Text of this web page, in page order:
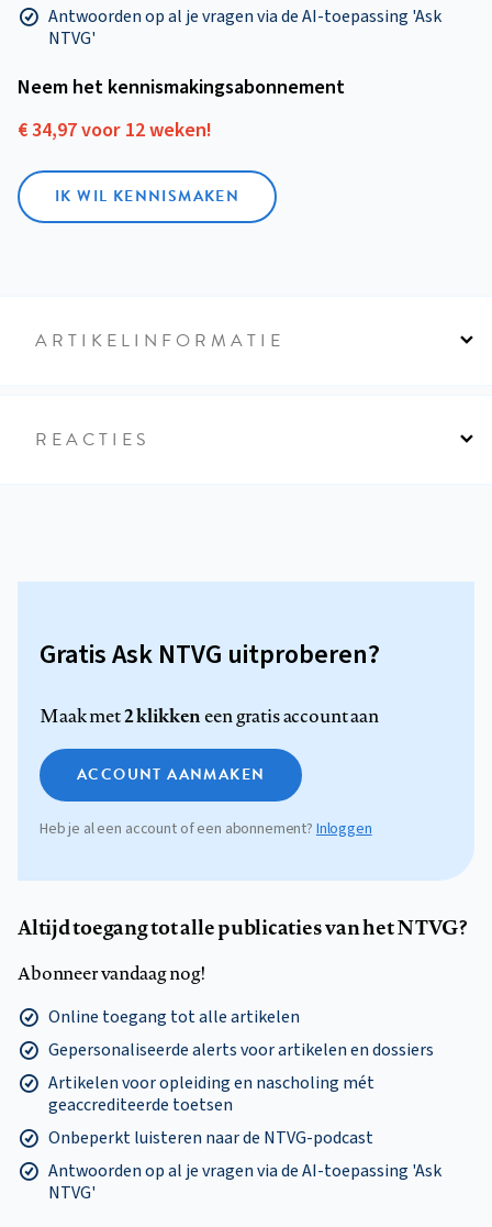
Antwoorden op al je vragen via de AI-toepassing 'Ask
NTVG'
Neem het kennismakings­abonnement
€ 34,97 voor 12 weken!
IK WIL KENNISMAKEN
ARTIKELINFORMATIE
REACTIES
Gratis Ask NTVG uitproberen?
Maak met2 klikkeneen gratis account aan
ACCOUNT AANMAKEN
Heb je al een account of een abonnement?Inloggen
Altijd toegang tot alle publicaties van het NTVG?
Abonneer vandaag nog!
Online toegang tot alle artikelen
Gepersonaliseerde alerts voor artikelen en dossiers
Artikelen voor opleiding en nascholing mét
geaccrediteerde toetsen
Onbeperkt luisteren naar de NTVG-podcast
Antwoorden op al je vragen via de AI-toepassing 'Ask
NTVG'